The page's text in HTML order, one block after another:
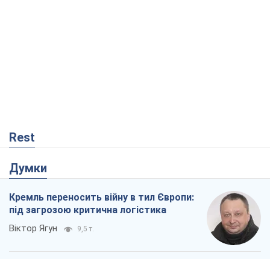
Rest
Думки
Кремль переносить війну в тил Європи:
під загрозою критична логістика
Віктор Ягун 9,5 т.